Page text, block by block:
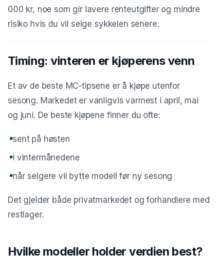
000 kr, noe som gir lavere renteutgifter og mindre
risiko hvis du vil selge sykkelen senere.
Timing: vinteren er kjøperens venn
Et av de beste MC-tipsene er å kjøpe utenfor
sesong. Markedet er vanligvis varmest i april, mai
og juni. De beste kjøpene finner du ofte:
sent på høsten
i vintermånedene
når selgere vil bytte modell før ny sesong
Det gjelder både privatmarkedet og forhandlere med
restlager.
Hvilke modeller holder verdien best?